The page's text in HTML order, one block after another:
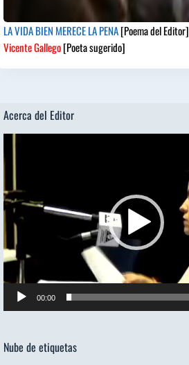
LA VIDA BIEN MERECE LA PENA[Poema del Editor]
Vicente Gallego[Poeta sugerido]
Acerca del Editor
de
vídeo
00:00
Nube de etiquetas